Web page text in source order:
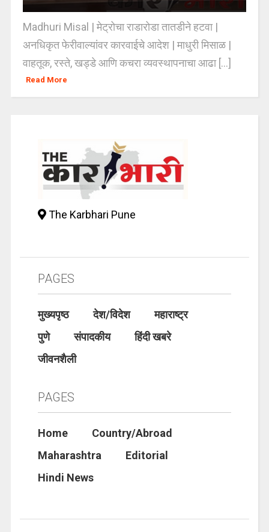
Madhuri Misal | मेट्रोचा राडारोडा तातडीने हटवा |
अनधिकृत फेरीवाल्यांवर कारवाईचे आदेश | माधुरी मिसाळ |
वाहतूक, रस्ते, खड्डे आणि कचरा व्यवस्थापनाचा आढा [...]
Read More
The Karbhari Pune
PAGES
मुख्यपृष्ठ देश/विदेश
महाराष्ट्र
पुणे
संपादकीय
हिंदी खबरे
जीवनशैली
PAGES
Home
Country/Abroad
Maharashtra
Editorial
Hindi News